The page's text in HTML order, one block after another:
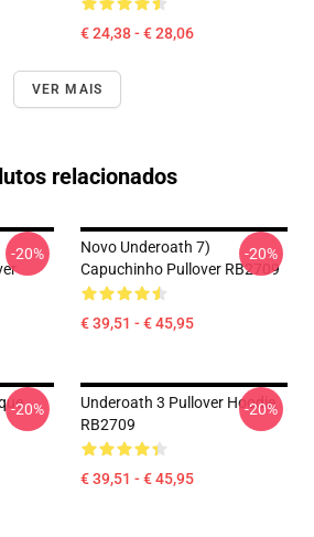
€ 24,38 - € 28,06
VER MAIS
relacionados
-20%
Novo Underoath 7)
Capuchinho Pullover RB2709
€ 39,51 - € 45,95
-20%
-20%
Underoath 3 Pullover Hoodie
RB2709
€ 39,51 - € 45,95
-20%